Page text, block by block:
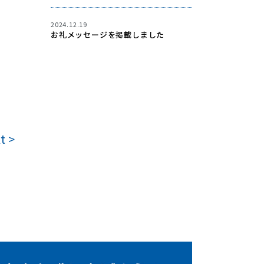
>
2024.12.19
お礼メッセージを掲載しました